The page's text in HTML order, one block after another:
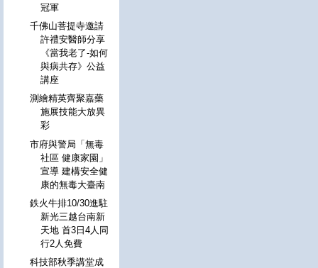
冠軍
千佛山菩提寺邀請
許禮安醫師分享
《當我老了-如何
與病共存》公益
講座
測繪精英齊聚嘉藥
施展技能大放異
彩
市府與警局「無毒
社區 健康家園」
宣導 建構安全健
康的無毒大臺南
鉄火牛排10/30進駐
新光三越台南新
天地 首3日4人同
行2人免費
科技部秋季講堂成